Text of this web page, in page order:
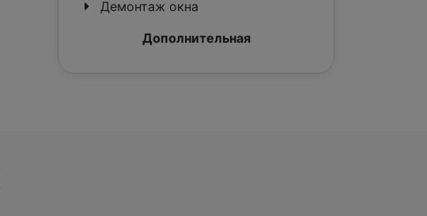
Демонтаж окна
Дополнительная